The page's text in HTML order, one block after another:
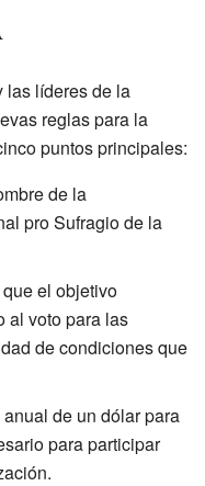
las líderes de la
reglas para la
puntos principales:
de la
pro Sufragio de la
el objetivo
al voto para las
de condiciones que
de un dólar para
para participar